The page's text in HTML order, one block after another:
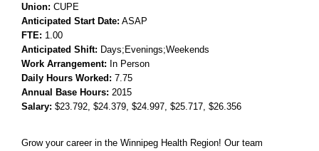
Union: CUPE
Anticipated Start Date: ASAP
FTE: 1.00
Anticipated Shift: Days;Evenings;Weekends
Work Arrangement: In Person
Daily Hours Worked: 7.75
Annual Base Hours: 2015
Salary: $23.792, $24.379, $24.997, $25.717, $26.356
Grow your career in the Winnipeg Health Region! Our team